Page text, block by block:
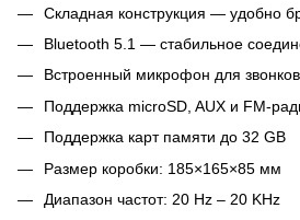
Складная конструкция — удобно
Bluetooth 5.1 — стабильное
Встроенный микрофон для
Поддержка microSD, AUX и FM-
Поддержка карт памяти до 32 GB
Размер коробки: 185×165×85 мм
Диапазон частот: 20 Hz – 20 KHz